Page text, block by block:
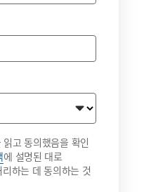
읽고 동의했음을 확인
에 설명된 대로
하는 데 동의하는 것